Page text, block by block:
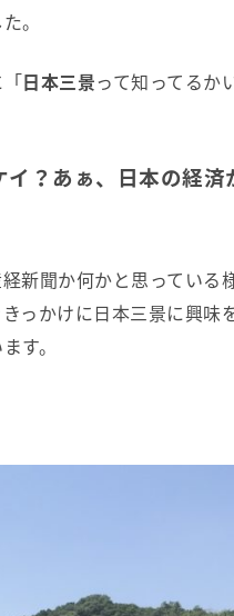
。
日本三景って知ってるか
イ？あぁ、日本の経
新聞か何かと思っている
っかけに日本三景に興味
す。